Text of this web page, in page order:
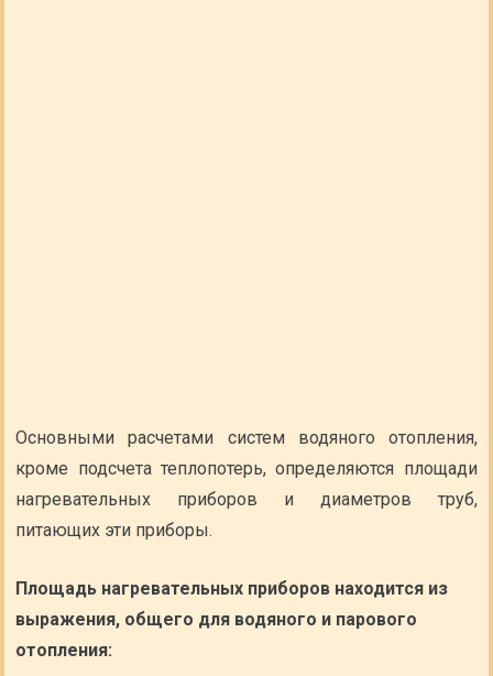
Основными расчетами систем водяного отопления,
кроме подсчета теплопотерь, определяются площади
нагревательных приборов и диаметров труб,
питающих эти приборы.
Площадь нагревательных приборов находится из
выражения, общего для водяного и парового
отопления: